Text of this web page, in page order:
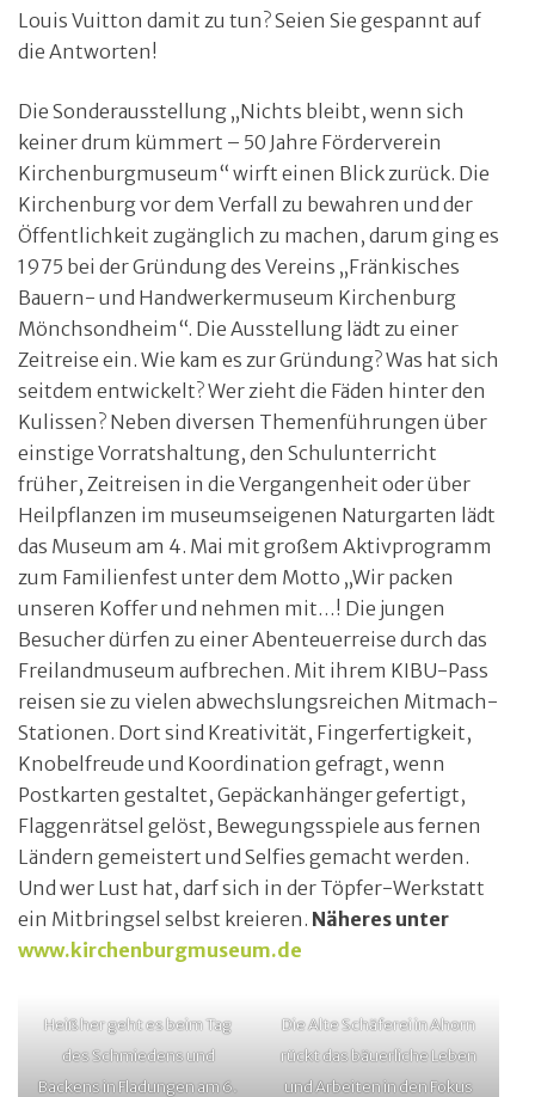
Louis Vuitton damit zu tun? Seien Sie gespannt auf
die Antworten!
Die Sonderausstellung „Nichts bleibt, wenn sich
keiner drum kümmert – 50 Jahre Förderverein
Kirchenburgmuseum“ wirft einen Blick zurück. Die
Kirchenburg vor dem Verfall zu bewahren und der
Öffentlichkeit zugänglich zu machen, darum ging es
1975 bei der Gründung des Vereins „Fränkisches
Bauern- und Handwerkermuseum Kirchenburg
Mönchsondheim“. Die Ausstellung lädt zu einer
Zeitreise ein. Wie kam es zur Gründung? Was hat sich
seitdem entwickelt? Wer zieht die Fäden hinter den
Kulissen? Neben diversen Themenführungen über
einstige Vorratshaltung, den Schulunterricht
früher, Zeitreisen in die Vergangenheit oder über
Heilpflanzen im museumseigenen Naturgarten lädt
das Museum am 4. Mai mit großem Aktivprogramm
zum Familienfest unter dem Motto „Wir packen
unseren Koffer und nehmen mit…! Die jungen
Besucher dürfen zu einer Abenteuerreise durch das
Freilandmuseum aufbrechen. Mit ihrem KIBU-Pass
reisen sie zu vielen abwechslungsreichen Mitmach-
Stationen. Dort sind Kreativität, Fingerfertigkeit,
Knobelfreude und Koordination gefragt, wenn
Postkarten gestaltet, Gepäckanhänger gefertigt,
Flaggenrätsel gelöst, Bewegungsspiele aus fernen
Ländern gemeistert und Selfies gemacht werden.
Und wer Lust hat, darf sich in der Töpfer-Werkstatt
ein Mitbringsel selbst kreieren. Näheres unter
www.kirchenburgmuseum.de
Heiß her geht es beim Tag
des Schmiedens und
Backens in Fladungen am 6.
Die Alte Schäferei in Ahorn
rückt das bäuerliche Leben
und Arbeiten in den Fokus